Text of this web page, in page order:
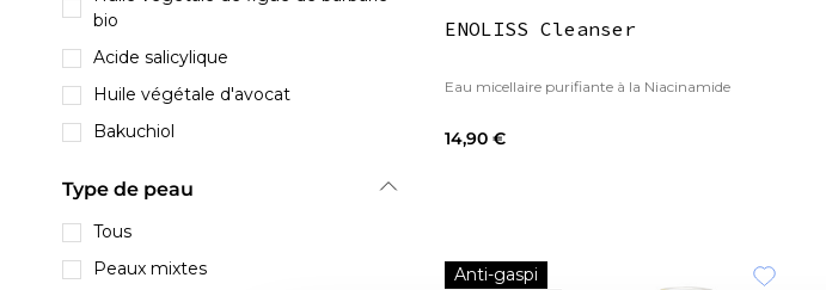
bio
Acide salicylique
Huile végétale d'avocat
Bakuchiol
raisin, de nigelle et de noisette)
Squalane végétal
Huile végétale d'argousier
Type de peau
Tous
Peaux mixtes
ENOLISS Cleanser
Eau micellaire purifiante à la Niacinamide
14,90 €
Anti-gaspi